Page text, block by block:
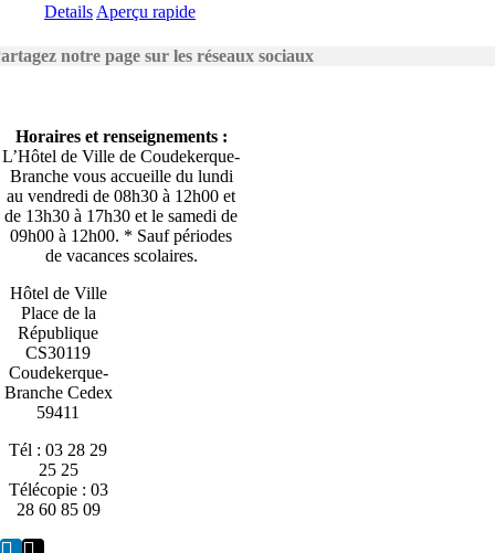
DetailsAperçu rapide
notre page sur les réseaux sociaux
Horaires et renseignements :
L’Hôtel de Ville de Coudekerque-
Branche vous accueille du lundi
au vendredi de 08h30 à 12h00 et
de 13h30 à 17h30 et le samedi de
09h00 à 12h00. * Sauf périodes
de vacances scolaires.
Hôtel de Ville
Place de la
République
CS30119
Coudekerque-
Branche Cedex
59411
Tél : 03 28 29
25 25
Télécopie : 03
28 60 85 09